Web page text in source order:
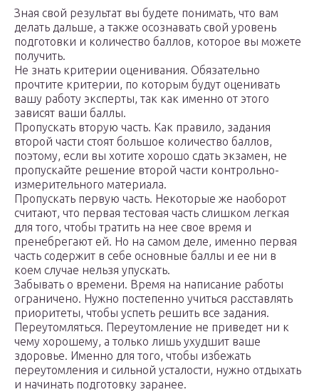
Зная свой результат вы будете понимать, что вам
делать дальше, а также осознавать свой уровень
подготовки и количество баллов, которое вы можете
получить.
Не знать критерии оценивания. Обязательно
прочтите критерии, по которым будут оценивать
вашу работу эксперты, так как именно от этого
зависят ваши баллы.
Пропускать вторую часть. Как правило, задания
второй части стоят большое количество баллов,
поэтому, если вы хотите хорошо сдать экзамен, не
пропускайте решение второй части контрольно-
измерительного материала.
Пропускать первую часть. Некоторые же наоборот
считают, что первая тестовая часть слишком легкая
для того, чтобы тратить на нее свое время и
пренебрегают ей. Но на самом деле, именно первая
часть содержит в себе основные баллы и ее ни в
коем случае нельзя упускать.
Забывать о времени. Время на написание работы
ограничено. Нужно постепенно учиться расставлять
приоритеты, чтобы успеть решить все задания.
Переутомляться. Переутомление не приведет ни к
чему хорошему, а только лишь ухудшит ваше
здоровье. Именно для того, чтобы избежать
переутомления и сильной усталости, нужно отдыхать
и начинать подготовку заранее.